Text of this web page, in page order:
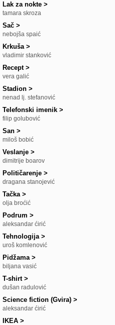
Lak za nokte >
tamara skroza
Sač >
nebojša spaić
Krkuša>
vladimir stanković
Recept>
vera galić
Stadion >
nenad lj. stefanović
Telefonski imenik >
filip golubović
San >
miloš bobić
Veslanje >
dimitrije boarov
Političarenje >
dragana stanojević
Tačka>
olja broćić
Podrum >
aleksandar ćirić
Tehnologija>
uroš komlenović
Pidžama>
biljana vasić
T-shirt>
dušan radulović
Science fiction (Gvira) >
aleksandar ćirić
IKEA >